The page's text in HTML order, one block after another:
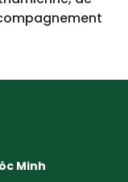
Minh